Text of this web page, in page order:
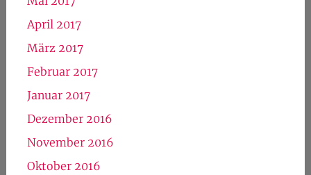
April 2017
März 2017
Februar 2017
Januar 2017
Dezember 2016
November 2016
Oktober 2016